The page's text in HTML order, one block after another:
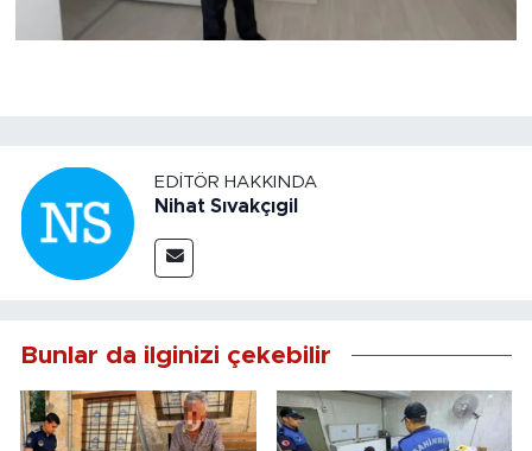
EDITÖR HAKKINDA
Nihat Sıvakçıgil
Bunlar da ilginizi çekebilir